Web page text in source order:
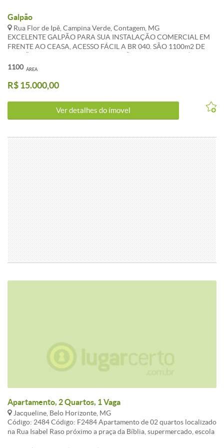
Galpão
Rua Flor de Ipê, Campina Verde, Contagem, MG
EXCELENTE GALPÃO PARA SUA INSTALAÇÃO COMERCIAL EM
FRENTE AO CEASA, ACESSO FÁCIL A BR 040. SÃO 1100m2 DE
DIREITO COM 9m² APROXIMADO, 2 PORTARIAS CADA UMA
PADRÃO TRIFÁSICO E 2 BANHEIROS. METRAGEM
POLIDO (NOVO) REFERÊNCIA: EM FRENTE AO CEASA. VALOR
DO ALUGUEL E ENCARGOS SUJEITOS A ALTERAÇÃO. FAZEMOS
ÁREA
1100
R$ 15.000,00
Ver detalhes do ímovel
Apartamento, 2 Quartos, 1 Vaga
Jacqueline, Belo Horizonte, MG
Código: 2484 Código: F2484 Apartamento de 02 quartos localizado
na Rua Isabel Raso próximo a praça da Bíblia, supermercado, escola